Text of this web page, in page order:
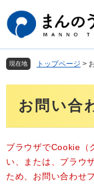
ー
ジ
先
頭
で
ニ
ュ
を
飛
ば
へ
現在地 トップページ >
お問い合
ブラウザでCookie（
い、または、ブラウ
ため、お問い合わせ